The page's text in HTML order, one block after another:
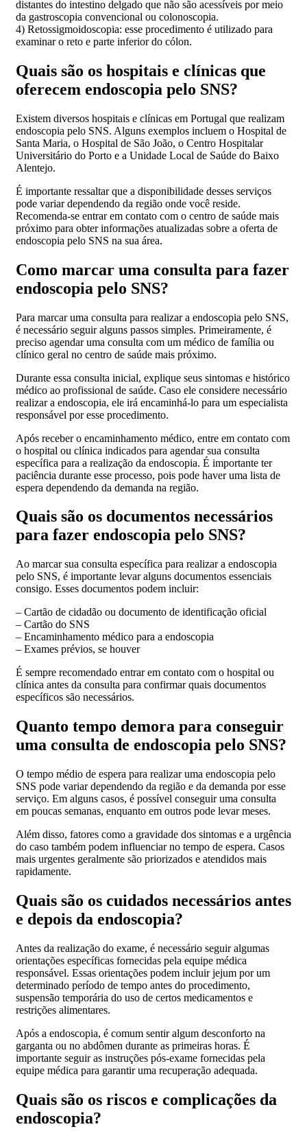
distantes do intestino delgado que não são acessíveis por meio
da gastroscopia convencional ou colonoscopia.
4) Retossigmoidoscopia: esse procedimento é utilizado para
examinar o reto e parte inferior do cólon.
Quais são os hospitais e clínicas que
oferecem endoscopia pelo SNS?
Existem diversos hospitais e clínicas em Portugal que realizam
endoscopia pelo SNS. Alguns exemplos incluem o Hospital de
Santa Maria, o Hospital de São João, o Centro Hospitalar
Universitário do Porto e a Unidade Local de Saúde do Baixo
Alentejo.
É importante ressaltar que a disponibilidade desses serviços
pode variar dependendo da região onde você reside.
Recomenda-se entrar em contato com o centro de saúde mais
próximo para obter informações atualizadas sobre a oferta de
endoscopia pelo SNS na sua área.
Como marcar uma consulta para fazer
endoscopia pelo SNS?
Para marcar uma consulta para realizar a endoscopia pelo SNS,
é necessário seguir alguns passos simples. Primeiramente, é
preciso agendar uma consulta com um médico de família ou
clínico geral no centro de saúde mais próximo.
Durante essa consulta inicial, explique seus sintomas e histórico
médico ao profissional de saúde. Caso ele considere necessário
realizar a endoscopia, ele irá encaminhá-lo para um especialista
responsável por esse procedimento.
Após receber o encaminhamento médico, entre em contato com
o hospital ou clínica indicados para agendar sua consulta
específica para a realização da endoscopia. É importante ter
paciência durante esse processo, pois pode haver uma lista de
espera dependendo da demanda na região.
Quais são os documentos necessários
para fazer endoscopia pelo SNS?
Ao marcar sua consulta específica para realizar a endoscopia
pelo SNS, é importante levar alguns documentos essenciais
consigo. Esses documentos podem incluir:
– Cartão de cidadão ou documento de identificação oficial
– Cartão do SNS
– Encaminhamento médico para a endoscopia
– Exames prévios, se houver
É sempre recomendado entrar em contato com o hospital ou
clínica antes da consulta para confirmar quais documentos
específicos são necessários.
Quanto tempo demora para conseguir
uma consulta de endoscopia pelo SNS?
O tempo médio de espera para realizar uma endoscopia pelo
SNS pode variar dependendo da região e da demanda por esse
serviço. Em alguns casos, é possível conseguir uma consulta
em poucas semanas, enquanto em outros pode levar meses.
Além disso, fatores como a gravidade dos sintomas e a urgência
do caso também podem influenciar no tempo de espera. Casos
mais urgentes geralmente são priorizados e atendidos mais
rapidamente.
Quais são os cuidados necessários antes
e depois da endoscopia?
Antes da realização do exame, é necessário seguir algumas
orientações específicas fornecidas pela equipe médica
responsável. Essas orientações podem incluir jejum por um
determinado período de tempo antes do procedimento,
suspensão temporária do uso de certos medicamentos e
restrições alimentares.
Após a endoscopia, é comum sentir algum desconforto na
garganta ou no abdômen durante as primeiras horas. É
importante seguir as instruções pós-exame fornecidas pela
equipe médica para garantir uma recuperação adequada.
Quais são os riscos e complicações da
endoscopia?